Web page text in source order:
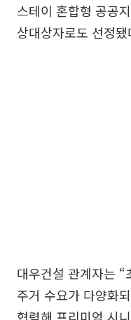
스테이 혼합형 공공
상대상자로도 선정됐
대우건설 관계자는 “
주거 수요가 다양화
협력해 프리미엄 시